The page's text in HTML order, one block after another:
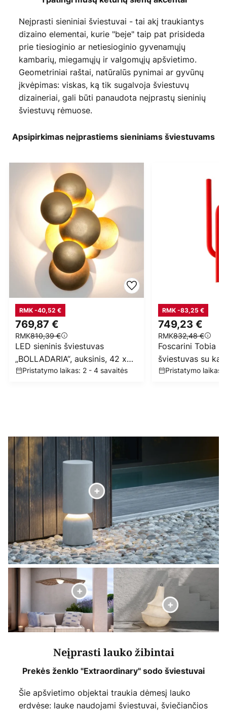
Neįprasti sieniniai šviestuvai - tai akį traukiantys
dizaino elementai, kurie "beje" taip pat prisideda
prie tiesioginio ar netiesioginio gyvenamųjų
kambarių, miegamųjų ir valgomųjų apšvietimo.
Geometriniai raštai, natūralūs pynimai ar gyvūnų
įkvėpimas: viskas, ką tik sugalvoja šviestuvų
dizaineriai, gali būti panaudota neįprastų sieninių
šviestuvų rėmuose.
Apsipirkimas neįprastiems sieniniams šviestuvams
769,87 €
RMK810,39 €
RMK -40,52 €
LED sieninis šviestuvas
„BOLLADARIA“, auksinis, 42 x
27 cm, metalinis, su
Pristatymo laikas: 2 - 4 savaitės
749,23 €
RMK832,48 €
RMK -83,25 €
Foscarini Tobia
šviestuvas su
Pristatymo laikas:
Neįprasti lauko žibintai
Prekės ženklo "Extraordinary" sodo šviestuvai
Šie apšvietimo objektai traukia dėmesį lauko
erdvėse: lauke naudojami šviestuvai, šviečiančios